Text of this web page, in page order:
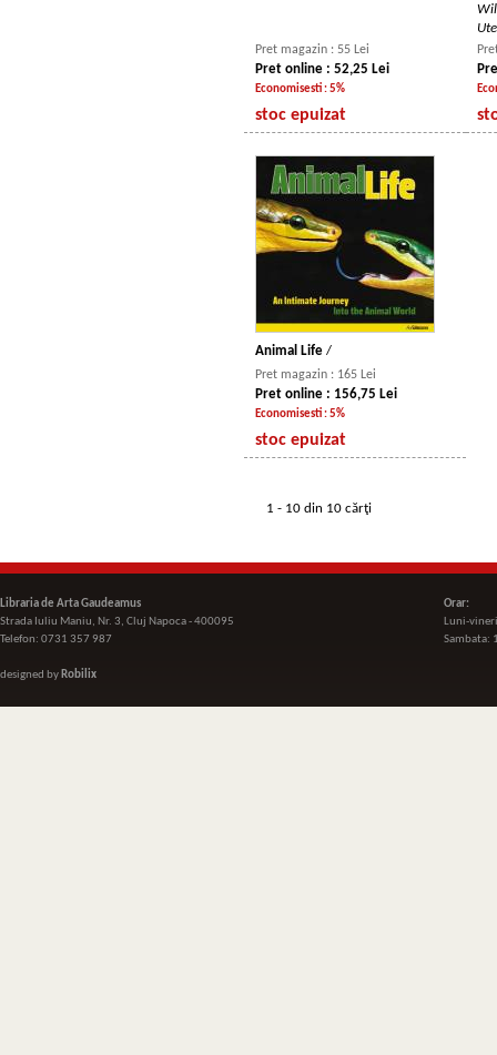
Ute
Pret magazin : 55 Lei
Pret online : 52,25 Lei
Economisesti : 5%
stoc epuizat
Animal Life /
Pret magazin : 165 Lei
Pret online : 156,75 Lei
Economisesti : 5%
stoc epuizat
1 - 10 din 10 cărţi
Libraria de Arta Gaudeamus
Strada Iuliu Maniu, Nr. 3, Cluj Napoca - 400095
Telefon: 0731 357 987
designed by Robilix
Orar:
Luni-
Sambata: